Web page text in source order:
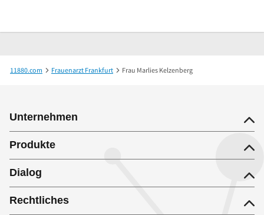
11880.com Frauenarzt Frankfurt Frau Marlies Kelzenberg
Unternehmen
Produkte
Dialog
Rechtliches